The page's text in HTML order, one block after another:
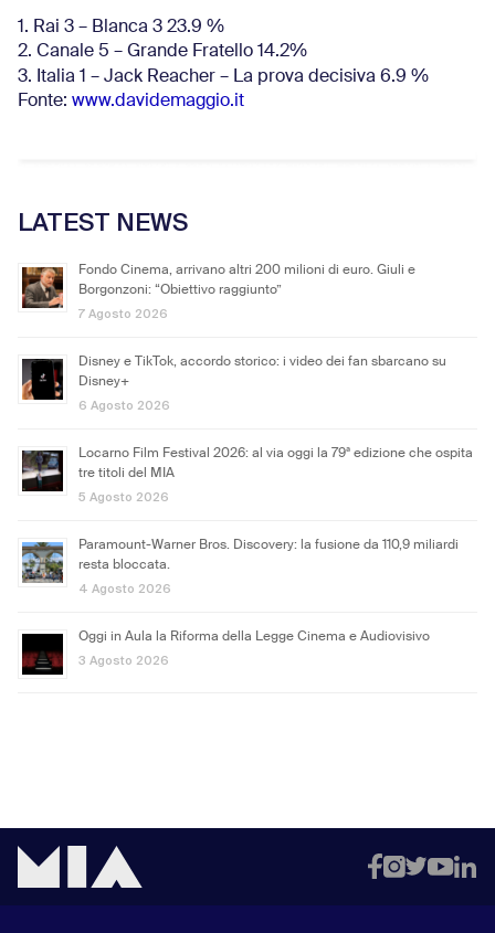
1. Rai 3 – Blanca 3 23.9 %
2. Canale 5 – Grande Fratello 14.2%
3. Italia 1 – Jack Reacher – La prova decisiva 6.9 %
Fonte: www.davidemaggio.it
LATEST NEWS
Fondo Cinema, arrivano altri 200 milioni di euro. Giuli e
Borgonzoni: “Obiettivo raggiunto”
7 Agosto 2026
Disney e TikTok, accordo storico: i video dei fan sbarcano su
Disney+
6 Agosto 2026
Locarno Film Festival 2026: al via oggi la 79ª edizione che ospita
tre titoli del MIA
5 Agosto 2026
Paramount-Warner Bros. Discovery: la fusione da 110,9 miliardi
resta bloccata.
4 Agosto 2026
Oggi in Aula la Riforma della Legge Cinema e Audiovisivo
3 Agosto 2026